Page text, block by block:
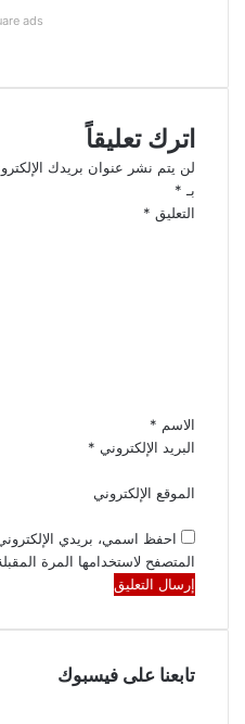
ads
اترك تعليقاً
لن يتم نشر عنوان بريدك
بـ *
التعليق *
الاسم *
البريد الإلكتروني *
الموقع الإلكتروني
احفظ اسمي، بريدي
المتصفح لاستخدامها المرة
تابعنا على فيسبوك